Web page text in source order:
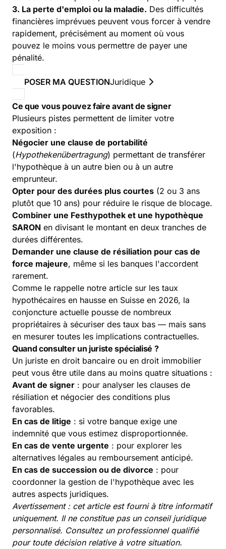
3. La perte d'emploi ou la maladie. Des difficultés
financières imprévues peuvent vous forcer à vendre
rapidement, précisément au moment où vous
pouvez le moins vous permettre de payer une
pénalité.
POSER MA QUESTIONJuridique
Ce que vous pouvez faire avant de signer
Plusieurs pistes permettent de limiter votre
exposition :
Négocier une clause de portabilité
(Hypothekenübertragung) permettant de transférer
l'hypothèque à un autre bien ou à un autre
emprunteur.
Opter pour des durées plus courtes (2 ou 3 ans
plutôt que 10 ans) pour réduire le risque de blocage.
Combiner une Festhypothek et une hypothèque
SARON en divisant le montant en deux tranches de
durées différentes.
Demander une clause de résiliation pour cas de
force majeure, même si les banques l'accordent
rarement.
Comme le rappelle notre article sur les taux
hypothécaires en hausse en Suisse en 2026, la
conjoncture actuelle pousse de nombreux
propriétaires à sécuriser des taux bas — mais sans
en mesurer toutes les implications contractuelles.
Quand consulter un juriste spécialisé ?
Un juriste en droit bancaire ou en droit immobilier
peut vous être utile dans au moins quatre situations :
Avant de signer : pour analyser les clauses de
résiliation et négocier des conditions plus
favorables.
En cas de litige : si votre banque exige une
indemnité que vous estimez disproportionnée.
En cas de vente urgente : pour explorer les
alternatives légales au remboursement anticipé.
En cas de succession ou de divorce : pour
coordonner la gestion de l'hypothèque avec les
autres aspects juridiques.
Avertissement : cet article est fourni à titre informatif
uniquement. Il ne constitue pas un conseil juridique
personnalisé. Consultez un professionnel qualifié
pour toute décision relative à votre situation.